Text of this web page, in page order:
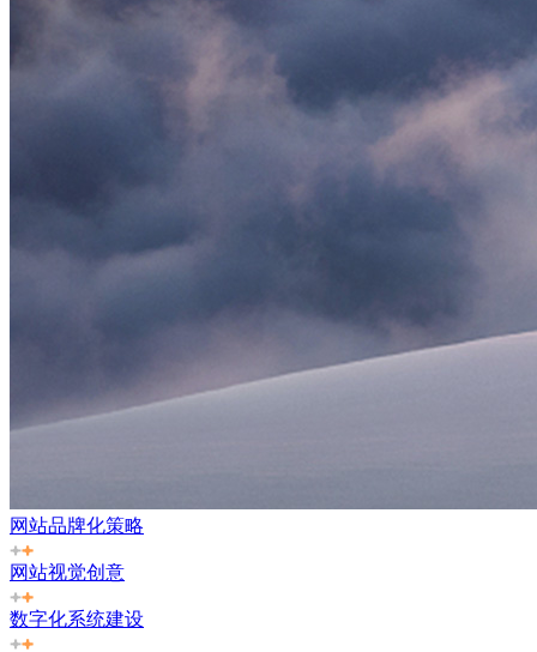
网站品牌化策略
网站视觉创意
数字化系统建设